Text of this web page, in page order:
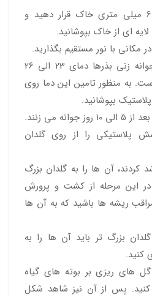
بذرها را در عمق 6 میلی متری خاک قرار دهید و
ای از خاک بپوشانید.
مکانی با نور مستقیم بگذارید.
بهترین دما برای جوانه زنی بذرها دمای 23 الی 26
به منظور تامین این دما روی
بپوشانید.
بیشتر مواقع بذرها بعد از 5 الی 10 روز جوانه می زنند.
پلاستیکی را از روی گلدان
کردند، آن ها را به گلدان بزرگ
این مرحله از کشت و پرورش
ریشه ها باشید که به آن ها
بزرگ تر باید آن ها را به
کنید.
های ریزی بر بوته های گیاه
پس از آن نیز شاهد شکل